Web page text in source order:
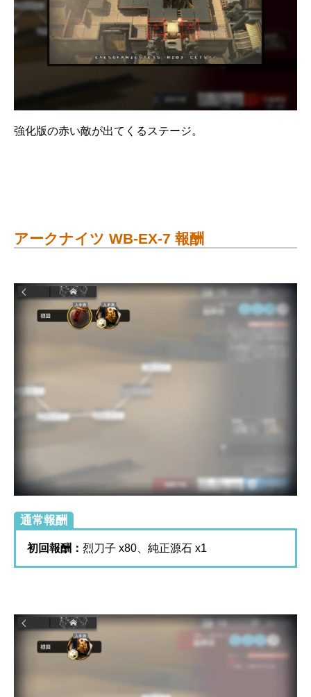
強化版の赤い敵が出てくるステージ。
アークナイツ WB-EX-7 報酬
通常報酬
初回報酬： 烈刀子 x80、純正源石 x1